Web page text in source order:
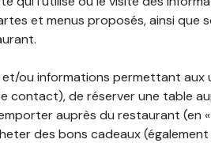
et menus proposés, ainsi que
ou informations permettant aux
contact), de réserver une table
auprès du restaurant (en
des bons cadeaux